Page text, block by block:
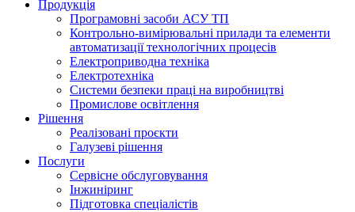
Продукція
Програмовні засоби АСУ ТП
Контрольно-вимірювальні прилади та елементи
автоматизації технологічних процесів
Електроприводна техніка
Електротехніка
Системи безпеки праці на виробництві
Промислове освітлення
Рішення
Реалізовані проєкти
Галузеві рішення
Послуги
Сервісне обслуговування
Інжиніринг
Підготовка спеціалістів